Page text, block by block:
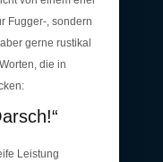
Fugger-, sondern
gerne rustikal
die in
Leistung